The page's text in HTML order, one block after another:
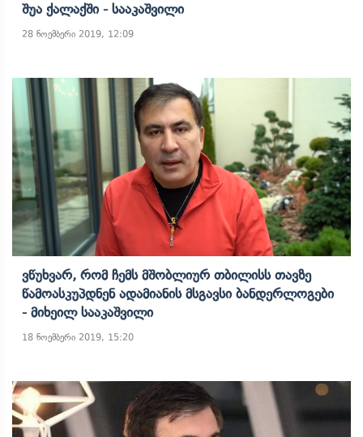
Შუა Ქალაქში - Სააკაშვილი
28 ნოემბერი 2019, 12:09
Ვწუხვარ, Რომ Ჩემს Მშობლიურ Თბილისს Თავზე
Წამოასკუპდნენ Ადამიანის Მსგავსი Ბანდერლოგები
- Მიხეილ Სააკაშვილი
18 ნოემბერი 2019, 15:20